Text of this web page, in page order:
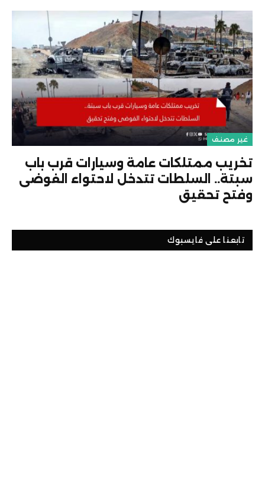
غير مصنف
تخريب ممتلكات عامة وسيارات قرب باب
سبتة.. السلطات تتدخل لاحتواء الفوضى
وفتح تحقيق
تابعنا على فايسبوك